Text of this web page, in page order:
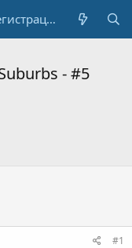
Регистрация
- #5
#1